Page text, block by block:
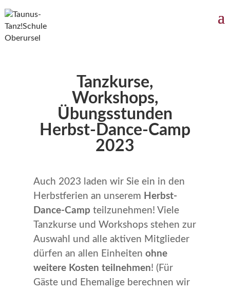
Tanzkurse,
Workshops,
Übungsstunden
Herbst-Dance-Camp
2023
Auch 2023 laden wir Sie ein in den
Herbstferien an unserem Herbst-
Dance-Camp teilzunehmen! Viele
Tanzkurse und Workshops stehen zur
Auswahl und alle aktiven Mitglieder
dürfen an allen Einheiten ohne
weitere Kosten teilnehmen! (Für
Gäste und Ehemalige berechnen wir